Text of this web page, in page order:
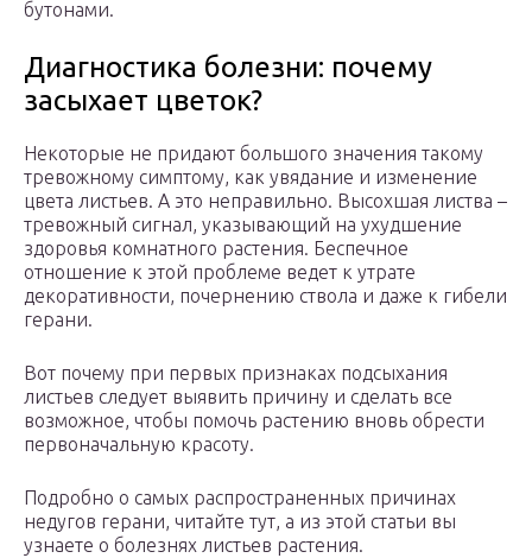
бутонами.
Диагностика болезни: почему
засыхает цветок?
Некоторые не придают большого значения такому
тревожному симптому, как увядание и изменение
цвета листьев. А это неправильно. Высохшая листва –
тревожный сигнал, указывающий на ухудшение
здоровья комнатного растения. Беспечное
отношение к этой проблеме ведет к утрате
декоративности, почернению ствола и даже к гибели
герани.
Вот почему при первых признаках подсыхания
листьев следует выявить причину и сделать все
возможное, чтобы помочь растению вновь обрести
первоначальную красоту.
Подробно о самых распространенных причинах
недугов герани, читайте тут, а из этой статьи вы
узнаете о болезнях листьев растения.